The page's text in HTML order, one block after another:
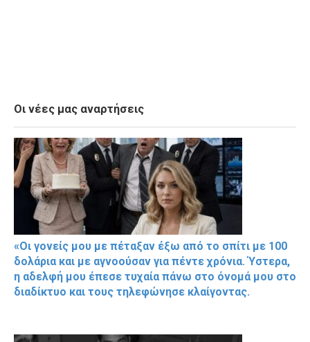
Οι νέες μας αναρτήσεις
«Οι γονείς μου με πέταξαν έξω από το σπίτι με 100
δολάρια και με αγνοούσαν για πέντε χρόνια. Ύστερα,
η αδελφή μου έπεσε τυχαία πάνω στο όνομά μου στο
διαδίκτυο και τους τηλεφώνησε κλαίγοντας.